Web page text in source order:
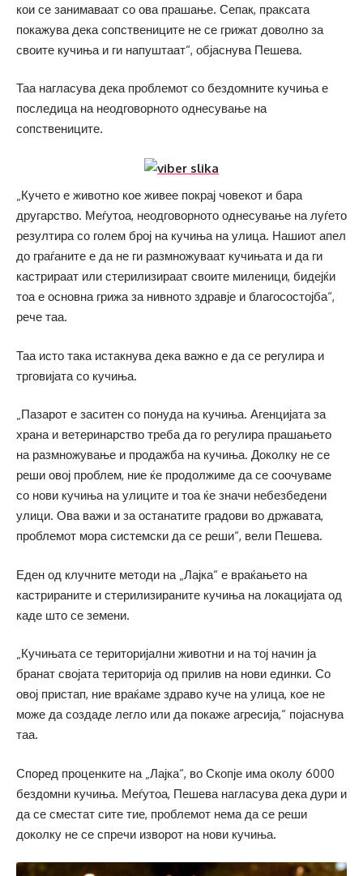
кои се занимаваат со ова прашање. Сепак, праксата
покажува дека сопствениците не се грижат доволно за
своите кучиња и ги напуштаат“, објаснува Пешева.
Таа нагласува дека проблемот со бездомните кучиња е
последица на неодговорното однесување на
сопствениците.
„Кучето е животно кое живее покрај човекот и бара
другарство. Меѓутоа, неодговорното однесување на луѓето
резултира со голем број на кучиња на улица. Нашиот апел
до граѓаните е да не ги размножуваат кучињата и да ги
кастрираат или стерилизираат своите миленици, бидејќи
тоа е основна грижа за нивното здравје и благосостојба“,
рече таа.
Таа исто така истакнува дека важно е да се регулира и
трговијата со кучиња.
„Пазарот е заситен со понуда на кучиња. Агенцијата за
храна и ветеринарство треба да го регулира прашањето
на размножување и продажба на кучиња. Доколку не се
реши овој проблем, ние ќе продолжиме да се соочуваме
со нови кучиња на улиците и тоа ќе значи небезбедени
улици. Ова важи и за останатите градови во државата,
проблемот мора системски да се реши“, вели Пешева.
Еден од клучните методи на „Лајка“ е враќањето на
кастрираните и стерилизираните кучиња на локацијата од
каде што се земени.
„Кучињата се територијални животни и на тој начин ја
бранат својата територија од прилив на нови единки. Со
овој пристап, ние враќаме здраво куче на улица, кое не
може да создаде легло или да покаже агресија,“ појаснува
таа.
Според проценките на „Лајка“, во Скопје има околу 6000
бездомни кучиња. Меѓутоа, Пешева нагласува дека дури и
да се сместат сите тие, проблемот нема да се реши
доколку не се спречи изворот на нови кучиња.